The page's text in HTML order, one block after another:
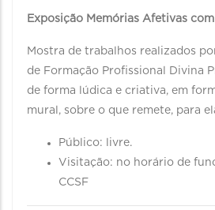
Exposição Memórias Afetivas
Mostra de trabalhos realizados
de Formação Profissional Divina
de forma lúdica e criativa, em
mural, sobre o que remete, para
Público: livre.
Visitação: no horário de
CCSF